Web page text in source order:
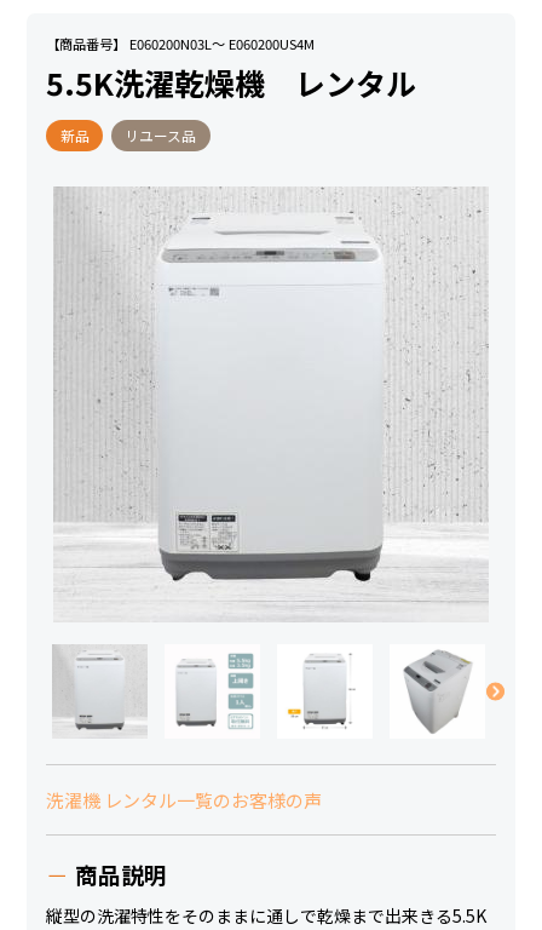
【商品番号】 E060200N03L～ E060200US4M
5.5K洗濯乾燥機 レンタル
新品 リユース品
洗濯機 レンタル一覧のお客様の声
商品説明
縦型の洗濯特性をそのままに通しで乾燥まで出来きる5.5K